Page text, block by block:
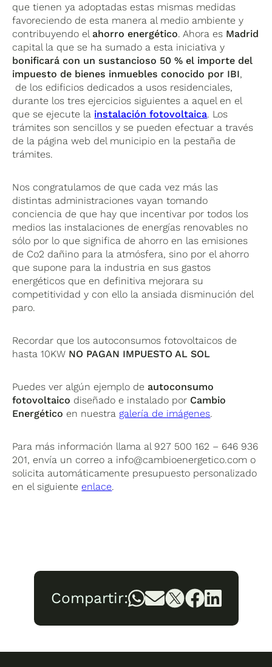
que tienen ya adoptadas estas mismas medidas
favoreciendo de esta manera al medio ambiente y
contribuyendo el ahorro energético. Ahora es Madrid
capital la que se ha sumado a esta iniciativa y
bonificará con un sustancioso 50 % el importe del
impuesto de bienes inmuebles conocido por IBI,
de los edificios dedicados a usos residenciales,
durante los tres ejercicios siguientes a aquel en el
que se ejecute la instalación fotovoltaica. Los
trámites son sencillos y se pueden efectuar a través
de la página web del municipio en la pestaña de
trámites.
Nos congratulamos de que cada vez más las
distintas administraciones vayan tomando
conciencia de que hay que incentivar por todos los
medios las instalaciones de energías renovables no
sólo por lo que significa de ahorro en las emisiones
de Co2 dañino para la atmósfera, sino por el ahorro
que supone para la industria en sus gastos
energéticos que en definitiva mejorara su
competitividad y con ello la ansiada disminución del
paro.
Recordar que los autoconsumos fotovoltaicos de
hasta 10KW NO PAGAN IMPUESTO AL SOL
Puedes ver algún ejemplo de autoconsumo
fotovoltaico diseñado e instalado por Cambio
Energético en nuestra galería de imágenes.
Para más información llama al 927 500 162 – 646 936
201, envía un correo a info@cambioenergetico.com o
solicita automáticamente presupuesto personalizado
en el siguiente enlace.
Compartir: